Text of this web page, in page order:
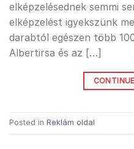
elképzelésednek semmi
elképzelést igyekszünk
darabtól egészen több
Albertirsa és az […]
Posted in Reklám oldal